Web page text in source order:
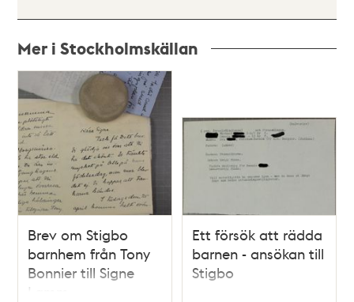
Mer i Stockholmskällan
Relaterade
poster
och
teman
Brev om Stigbo
barnhem från Tony
Bonnier till Signe
Lamm
Ett försök att rädda
barnen - ansökan till
Stigbo